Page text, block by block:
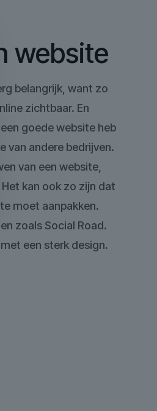
website
belangrijk, want zo
zichtbaar. En
goede website heb
van andere bedrijven.
van een website,
kan ook zo zijn dat
moet aanpakken.
zoals Social Road.
een sterk design.